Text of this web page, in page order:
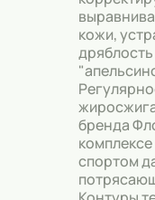
кожи,
бренда
спортом